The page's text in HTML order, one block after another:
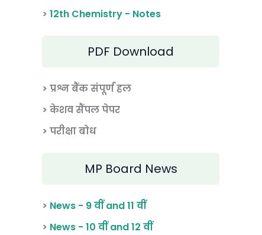
> 12th Chemistry - Notes
PDF Download
> प्रश्न बैंक संपूर्ण हल
> केशव सैंपल पेपर
> परीक्षा बोध
MP Board News
> News - 9 वीं and 11 वीं
> News - 10 वीं and 12 वीं